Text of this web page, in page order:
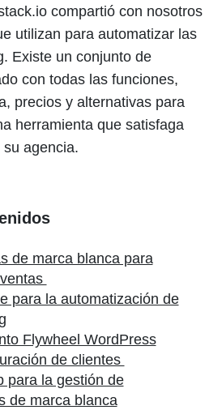
compartió con nosotros
utilizan para automatizar las
Existe un conjunto de
con todas las funciones,
precios y alternativas para
herramienta que satisfaga
su agencia.
de marca blanca para
para la automatización de
Flywheel WordPress
de clientes
para la gestión de
de marca blanca